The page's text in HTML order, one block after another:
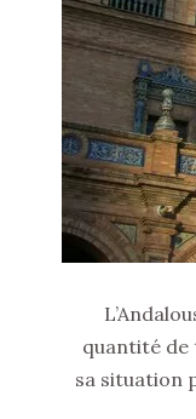
quantité de
sa situation